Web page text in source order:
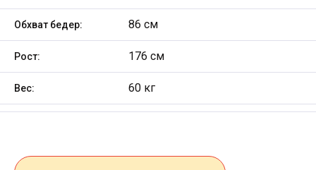
Обхват бедер: 86 см
Рост: 176 см
Вес: 60 кг